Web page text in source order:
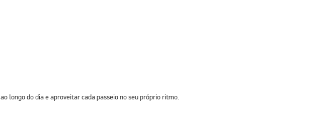
longo do dia e aproveitar cada passeio no seu próprio ritmo.